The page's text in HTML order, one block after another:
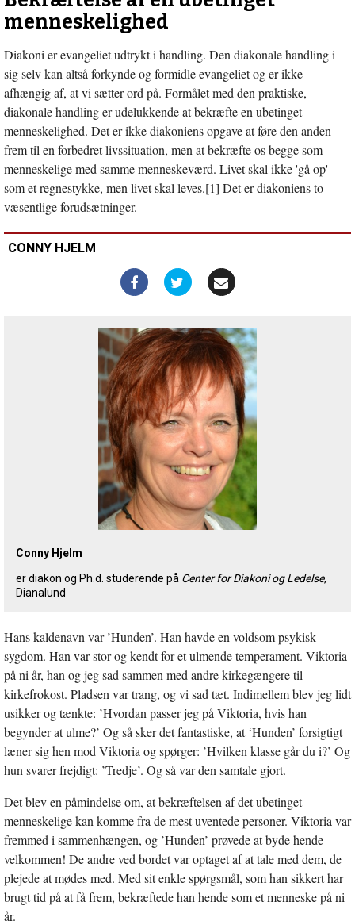
som
Kristusvidnesbyrd
menneskelighed
Diakoni er evangeliet udtrykt i handling. Den diakonale handling i
sig selv kan altså forkynde og formidle evangeliet og er ikke
afhængig af, at vi sætter ord på. Formålet med den praktiske,
diakonale handling er udelukkende at bekræfte en ubetinget
menneskelighed. Det er ikke diakoniens opgave at føre den anden
frem til en forbedret livssituation, men at bekræfte os begge som
menneskelige med samme menneskeværd. Livet skal ikke 'gå op'
som et regnestykke, men livet skal leves.[1] Det er diakoniens to
væsentlige forudsætninger.
CONNY HJELM
Conny Hjelm
er diakon og Ph.d. studerende på Center for Diakoni og Ledelse,
Dianalund
Hans kaldenavn var ’Hunden’. Han havde en voldsom psykisk
sygdom. Han var stor og kendt for et ulmende temperament. Viktoria
på ni år, han og jeg sad sammen med andre kirkegængere til
kirkefrokost. Pladsen var trang, og vi sad tæt. Indimellem blev jeg lidt
usikker og tænkte: ’Hvordan passer jeg på Viktoria, hvis han
begynder at ulme?’ Og så sker det fantastiske, at ‘Hunden’ forsigtigt
læner sig hen mod Viktoria og spørger: ’Hvilken klasse går du i?’ Og
hun svarer frejdigt: ’Tredje’. Og så var den samtale gjort.
Det blev en påmindelse om, at bekræftelsen af det ubetinget
menneskelige kan komme fra de mest uventede personer. Viktoria var
fremmed i sammenhængen, og ’Hunden’ prøvede at byde hende
velkommen! De andre ved bordet var optaget af at tale med dem, de
plejede at mødes med. Med sit enkle spørgsmål, som han sikkert har
brugt tid på at få frem, bekræftede han hende som et menneske på ni
år.